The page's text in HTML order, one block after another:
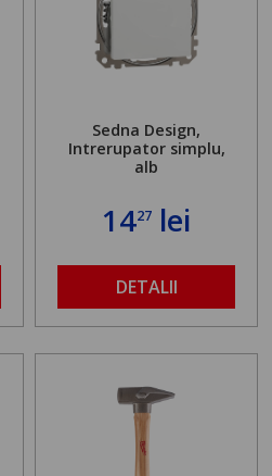
Sedna Design,
Intrerupator simplu,
alb
1427 lei
DETALII